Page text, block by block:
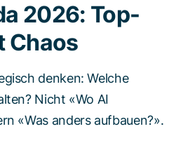
2026: Top-
Chaos
denken: Welche
Nicht «Wo AI
«Was anders aufbauen?».